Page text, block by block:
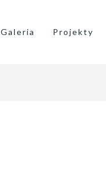
Galeria Projekty